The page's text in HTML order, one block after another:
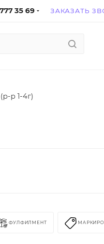
35 69 ЗАКАЗАТЬ
р 1-4г)
ФУЛФИЛМЕНТ